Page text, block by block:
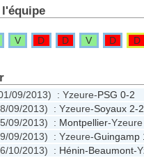
l'équipe
V D D V D D
09/2013) : Yzeure-PSG 0-2
09/2013) : Yzeure-Soyaux 2-2
09/2013) : Montpellier-Yzeure
09/2013) : Yzeure-Guingamp
10/2013) : Hénin-Beaumont-